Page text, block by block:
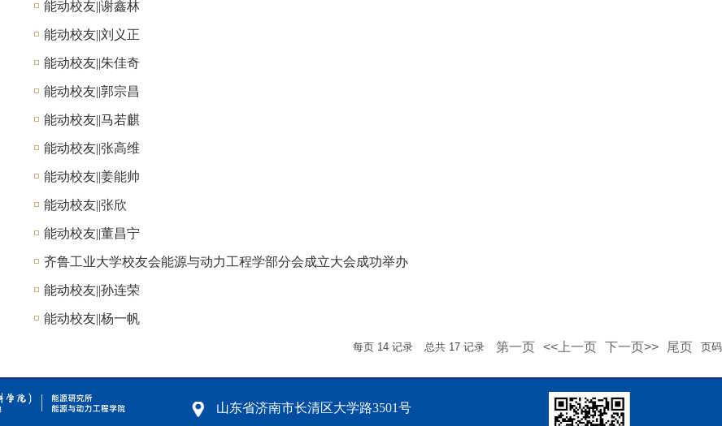
能动校友||谢鑫林
能动校友||刘义正
能动校友||朱佳奇
能动校友||郭宗昌
能动校友||马若麒
能动校友||张高维
能动校友||姜能帅
能动校友||张欣
能动校友||董昌宁
齐鲁工业大学校友会能源与动力工程学部分会成立大会成功举办
能动校友||孙连荣
能动校友||杨一帆
每页 14 记录 总共 17 记录 第一页 <<上一页 下一页>> 尾页 页
山东省济南市长清区大学路3501号